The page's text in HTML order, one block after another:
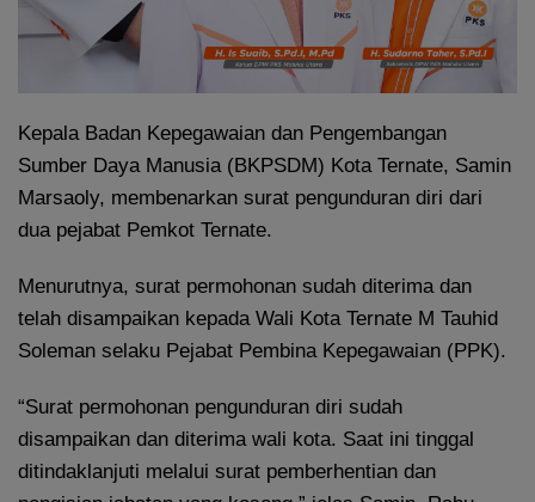
Kepala Badan Kepegawaian dan Pengembangan
Sumber Daya Manusia (BKPSDM) Kota Ternate, Samin
Marsaoly, membenarkan surat pengunduran diri dari
dua pejabat Pemkot Ternate.
Menurutnya, surat permohonan sudah diterima dan
telah disampaikan kepada Wali Kota Ternate M Tauhid
Soleman selaku Pejabat Pembina Kepegawaian (PPK).
“Surat permohonan pengunduran diri sudah
disampaikan dan diterima wali kota. Saat ini tinggal
ditindaklanjuti melalui surat pemberhentian dan